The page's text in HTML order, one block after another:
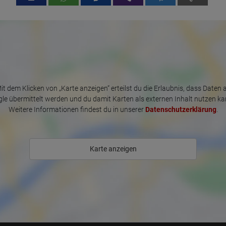
dem Klicken von „Karte anzeigen“ erteilst du die Erlaubnis, dass Daten
übermittelt werden und du damit Karten als externen Inhalt nutzen
Weitere Informationen findest du in unserer Datenschutzerklärung.
Karte anzeigen